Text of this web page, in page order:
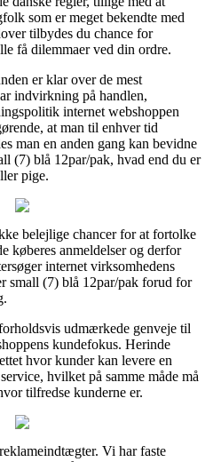
som er meget bekendte med
tilbydes du chance for
få dilemmaer ved din ordre.
er klar over de mest
indvirkning på handlen,
internet webshoppen
at man til enhver tid
man en anden gang kan bevidne
(7) blå 12par/pak, hvad end du er
pige.
belejlige chancer for at fortolke
køberes anmeldelser og derfor
internet virksomhedens
small (7) blå 12par/pak forud for
udmærkede genveje til
kundefokus. Herinde
hvor kunder kan levere en
hvilket på samme måde må
tilfredse kunderne er.
Vi har faste